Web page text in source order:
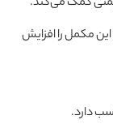
مکمل را افزایش
دارد.